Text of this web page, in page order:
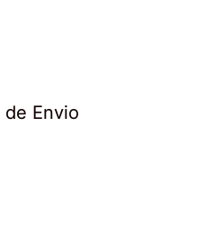
Envio